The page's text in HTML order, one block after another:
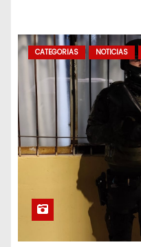
CATEGORIAS NOTICIAS